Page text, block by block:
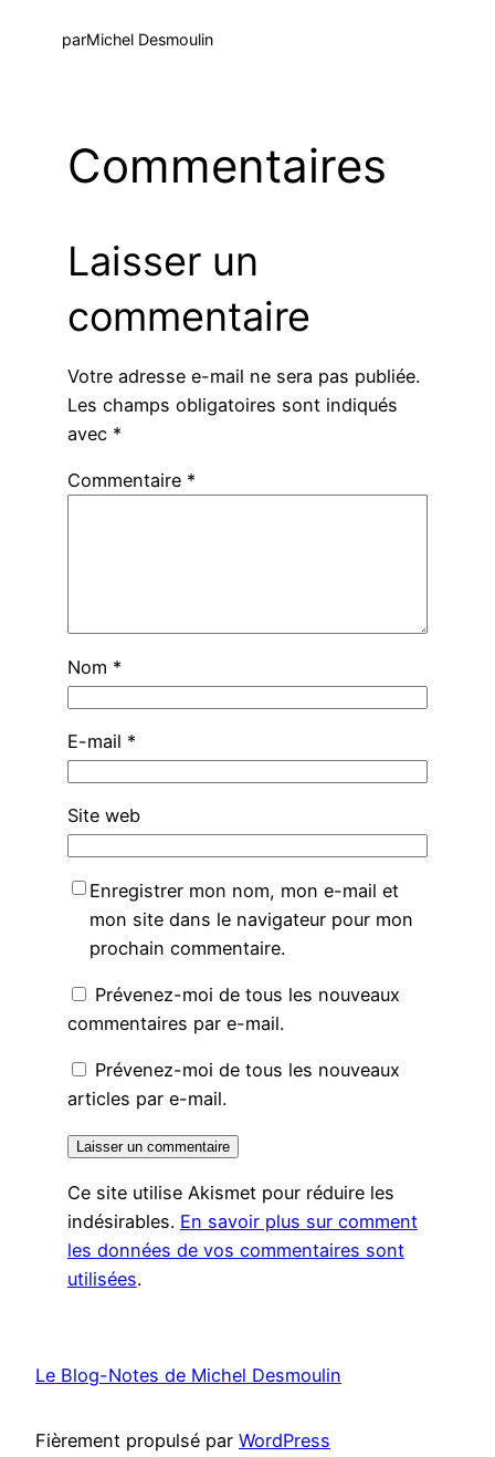
parMichel Desmoulin
Commentaires
Laisser un
commentaire
Votre adresse e-mail ne sera pas publiée.
Les champs obligatoires sont indiqués
avec *
Commentaire *
Nom *
E-mail *
Site web
Enregistrer mon nom, mon e-mail et
mon site dans le navigateur pour mon
prochain commentaire.
Prévenez-moi de tous les nouveaux
commentaires par e-mail.
Prévenez-moi de tous les nouveaux
articles par e-mail.
Ce site utilise Akismet pour réduire les
indésirables. En savoir plus sur comment
les données de vos commentaires sont
utilisées.
Le Blog-Notes de Michel Desmoulin
Fièrement propulsé par WordPress